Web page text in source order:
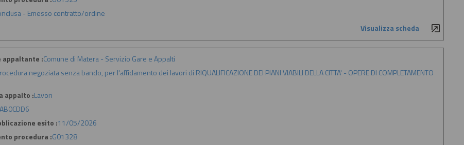
- Emesso contratto/ordine
Visualizza scheda
appaltante :Comune di Matera - Servizio Gare e Appalti
negoziata senza bando, per l'affidamento dei lavori di RIQUALIFICAZIONE DEI PIANI VIABILI DELLA CITTA' - OPERE DI COMPLETAMENTO
appalto :Lavori
esito :11/05/2026
procedura :G01328